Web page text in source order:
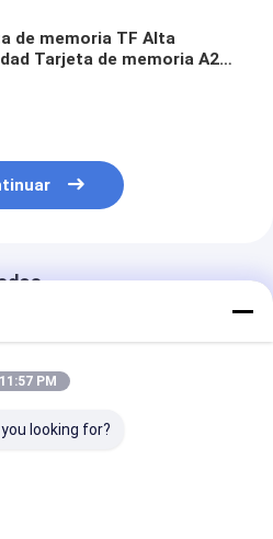
de memoria TF Alta
Tarjeta de memoria A2
11:57 PM
looking for?